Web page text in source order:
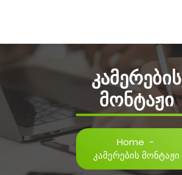
კამერების
მონტაჟი
Home -
კამერების მონტაჟი